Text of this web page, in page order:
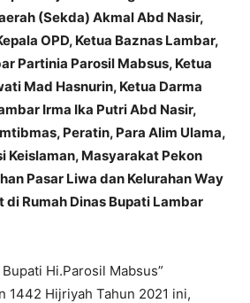
(Sekda) Akmal Abd Nasir,
OPD, Ketua Baznas Lambar,
Partinia Parosil Mabsus, Ketua
Mad Hasnurin, Ketua Darma
Irma Ika Putri Abd Nasir,
Peratin, Para Alim Ulama,
Keislaman, Masyarakat Pekon
Pasar Liwa dan Kelurahan Way
Rumah Dinas Bupati Lambar
Hi.Parosil Mabsus”
1442 Hijriyah Tahun 2021 ini,